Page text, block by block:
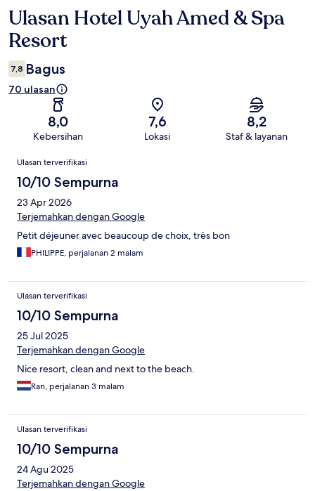
Ulasan
Ulasan Hotel Uyah Amed & Spa
Resort
7,8 Bagus
70 ulasan
8,0
Kebersihan
7,6
Lokasi
8,2
Staf & layanan
Ulasan
Ulasan terverifikasi
10/10 Sempurna
23 Apr 2026
Terjemahkan dengan Google
Petit déjeuner avec beaucoup de choix, très bon
PHILIPPE, perjalanan 2 malam
Ulasan terverifikasi
10/10 Sempurna
25 Jul 2025
Terjemahkan dengan Google
Nice resort, clean and next to the beach.
Ran, perjalanan 3 malam
Ulasan terverifikasi
10/10 Sempurna
24 Agu 2025
Terjemahkan dengan Google